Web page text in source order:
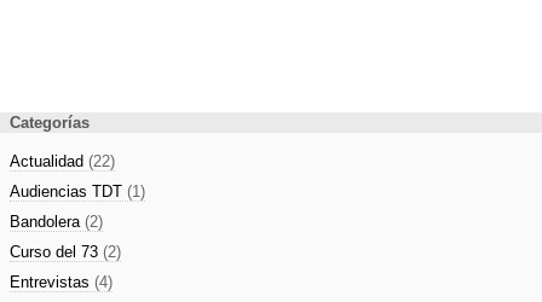
Categorías
Actualidad (22)
Audiencias TDT (1)
Bandolera (2)
Curso del 73 (2)
Entrevistas (4)